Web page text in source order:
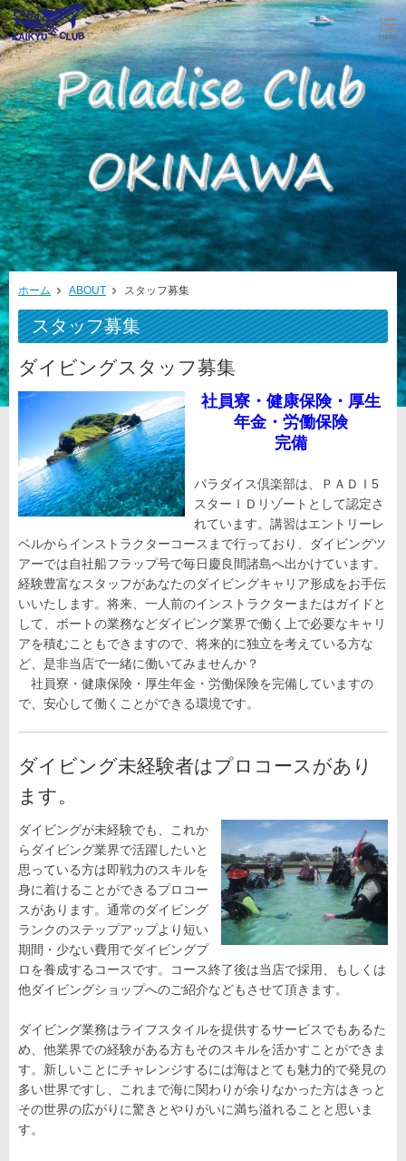
ホーム ABOUT スタッフ募集
スタッフ募集
ダイビングスタッフ募集
社員寮・健康保険・厚生
年金・労働保険
完備
パラダイス倶楽部は、ＰＡＤＩ5
スターＩＤリゾートとして認定さ
れています。講習はエントリーレ
ベルからインストラクターコースまで行っており、ダイビングツ
アーでは自社船フラップ号で毎日慶良間諸島へ出かけています。
経験豊富なスタッフがあなたのダイビングキャリア形成をお手伝
いいたします。将来、一人前のインストラクターまたはガイドと
して、ボートの業務などダイビング業界で働く上で必要なキャリ
アを積むこともできますので、将来的に独立を考えている方な
ど、是非当店で一緒に働いてみませんか？
社員寮・健康保険・厚生年金・労働保険を完備していますの
で、安心して働くことができる環境です。
ダイビング未経験者はプロコースがあり
ます。
ダイビングが未経験でも、これか
らダイビング業界で活躍したいと
思っている方は即戦力のスキルを
身に着けることができるプロコー
スがあります。通常のダイビング
ランクのステップアップより短い
期間・少ない費用でダイビングプ
ロを養成するコースです。コース終了後は当店で採用、もしくは
他ダイビングショップへのご紹介などもさせて頂きます。
ダイビング業務はライフスタイルを提供するサービスでもあるた
め、他業界での経験がある方もそのスキルを活かすことができま
す。新しいことにチャレンジするには海はとても魅力的で発見の
多い世界ですし、これまで海に関わりが余りなかった方はきっと
その世界の広がりに驚きとやりがいに満ち溢れることと思いま
す。